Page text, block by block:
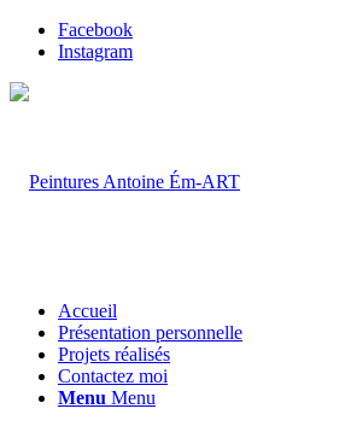
Facebook
Instagram
Accueil
Présentation personnelle
Projets réalisés
Contactez moi
Menu Menu